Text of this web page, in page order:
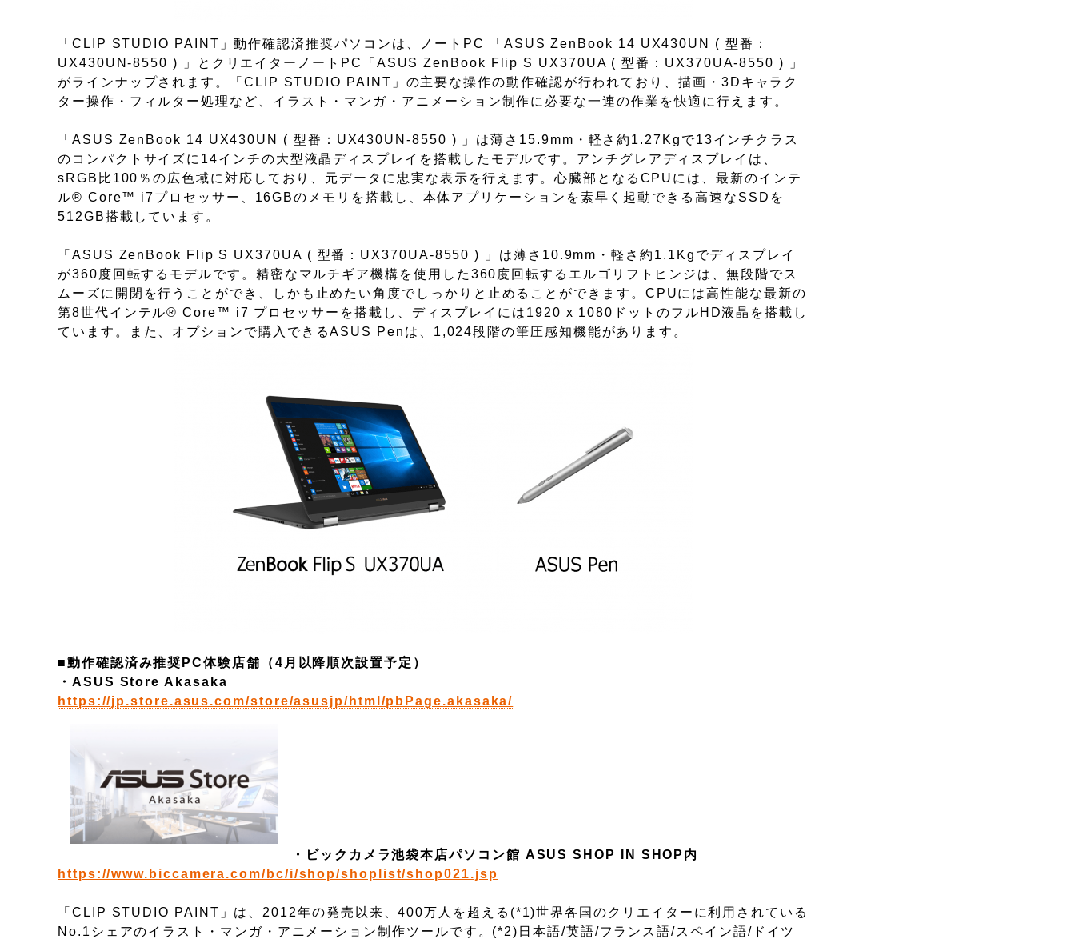
「CLIP STUDIO PAINT」動作確認済推奨パソコンは、ノートPC 「ASUS ZenBook 14 UX430UN ( 型番：
UX430UN-8550 ) 」とクリエイターノートPC「ASUS ZenBook Flip S UX370UA ( 型番：UX370UA-8550 ) 」
がラインナップされます。「CLIP STUDIO PAINT」の主要な操作の動作確認が行われており、描画・3Dキャラク
ター操作・フィルター処理など、イラスト・マンガ・アニメーション制作に必要な一連の作業を快適に行えます。
「ASUS ZenBook 14 UX430UN ( 型番：UX430UN-8550 ) 」は薄さ15.9mm・軽さ約1.27Kgで13インチクラス
のコンパクトサイズに14インチの大型液晶ディスプレイを搭載したモデルです。アンチグレアディスプレイは、
sRGB比100％の広色域に対応しており、元データに忠実な表示を行えます。心臓部となるCPUには、最新のインテ
ル® Core™ i7プロセッサー、16GBのメモリを搭載し、本体アプリケーションを素早く起動できる高速なSSDを
512GB搭載しています。
「ASUS ZenBook Flip S UX370UA ( 型番：UX370UA-8550 ) 」は薄さ10.9mm・軽さ約1.1Kgでディスプレイ
が360度回転するモデルです。精密なマルチギア機構を使用した360度回転するエルゴリフトヒンジは、無段階でス
ムーズに開閉を行うことができ、しかも止めたい角度でしっかりと止めることができます。CPUには高性能な最新の
第8世代インテル® Core™ i7 プロセッサーを搭載し、ディスプレイには1920 x 1080ドットのフルHD液晶を搭載し
ています。また、オプションで購入できるASUS Penは、1,024段階の筆圧感知機能があります。
■動作確認済み推奨PC体験店舗（4月以降順次設置予定）
・ASUS Store Akasaka
https://jp.store.asus.com/store/asusjp/html/pbPage.akasaka/
・ビックカメラ池袋本店パソコン館 ASUS SHOP IN SHOP内
https://www.biccamera.com/bc/i/shop/shoplist/shop021.jsp
「CLIP STUDIO PAINT」は、2012年の発売以来、400万人を超える(*1)世界各国のクリエイターに利用されている
No.1シェアのイラスト・マンガ・アニメーション制作ツールです。(*2)日本語/英語/フランス語/スペイン語/ドイツ